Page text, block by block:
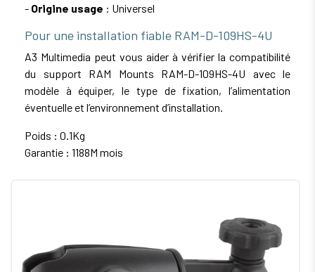
- Origine usage : Universel
Pour une installation fiable RAM-D-109HS-4U
A3 Multimedia peut vous aider à vérifier la compatibilité
du support RAM Mounts RAM-D-109HS-4U avec le
modèle à équiper, le type de fixation, l’alimentation
éventuelle et l’environnement d’installation.
Poids : 0.1Kg
Garantie : 1188M mois